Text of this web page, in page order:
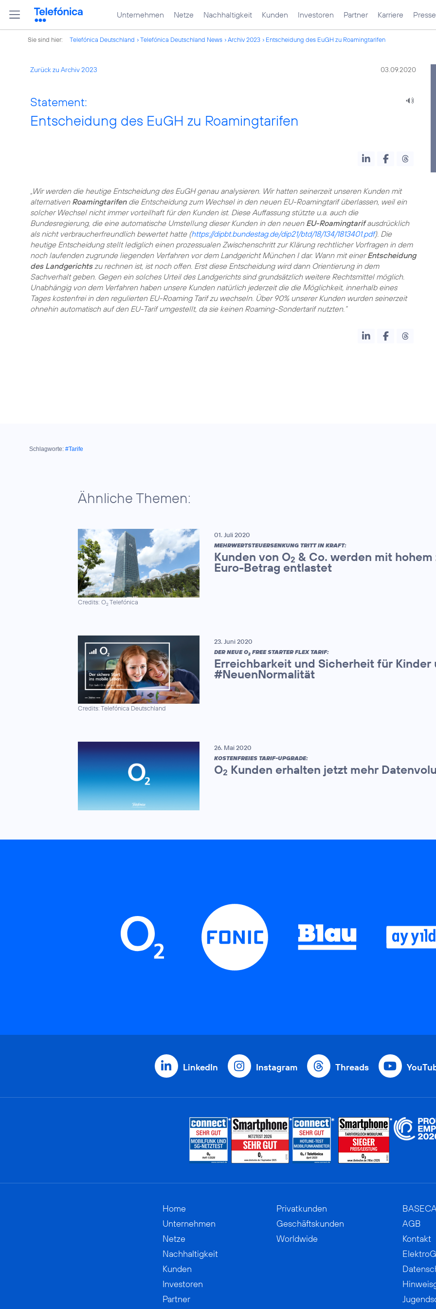
Unternehmen Netze Nachhaltigkeit Kunden Investoren Partner Karriere Presse
Sie sind hier: Telefónica Deutschland Telefónica Deutschland News Archiv 2023 Entscheidung des EuGH zu Roamingtarifen
Zurück zu Archiv 2023 03.09.2020
Statement:
Entscheidung des EuGH zu Roamingtarifen
„Wir werden die heutige Entscheidung des EuGH genau analysieren. Wir hatten seinerzeit unseren Kunden mit
alternativen Roamingtarifendie Entscheidung zum Wechsel in den neuen EU-Roamingtarif überlassen, weil ein
solcher Wechsel nicht immer vorteilhaft für den Kunden ist. Diese Auffassung stützte u.a. auch die
Bundesregierung, die eine automatische Umstellung dieser Kunden in den neuen EU-Roamingtarifausdrücklich
als nicht verbraucherfreundlich bewertet hatte (https://dipbt.bundestag.de/dip21/btd/18/134/1813401.pdf). Die
heutige Entscheidung stellt lediglich einen prozessualen Zwischenschritt zur Klärung rechtlicher Vorfragen in dem
noch laufenden zugrunde liegenden Verfahren vor dem Landgericht München I dar. Wann mit einerEntscheidung
des Landgerichtszu rechnen ist, ist noch offen. Erst diese Entscheidung wird dann Orientierung in dem
Sachverhalt geben. Gegen ein solches Urteil des Landgerichts sind grundsätzlich weitere Rechtsmittel möglich.
Unabhängig von dem Verfahren haben unsere Kunden natürlich jederzeit die die Möglichkeit, innerhalb eines
Tages kostenfrei in den regulierten EU-Roaming Tarif zu wechseln. Über 90% unserer Kunden wurden seinerzeit
ohnehin automatisch auf den EU-Tarif umgestellt, da sie keinen Roaming-Sondertarif nutzten.“
Schlagworte: #Tarife
Ähnliche Themen:
Credits: O2Telefónica
01. Juli 2020
MEHRWERTSTEUERSENKUNG TRITT IN KRAFT:
Kunden von O2 & Co. werden mit
Euro-Betrag entlastet
Credits: Telefónica Deutschland
23. Juni 2020
DER NEUE O2 FREE STARTER FLEX TARIF:
Erreichbarkeit und Sicherheit für Kinder
#NeuenNormalität
26. Mai 2020
KOSTENFREIES TARIF-UPGRADE:
O2 Kunden erhalten jetzt mehr
LinkedIn Instagram Threads
Home
Unternehmen
Netze
Nachhaltigkeit
Kunden
Investoren
Partner
Privatkunden
Geschäftskunden
Worldwide
AGB
Kontakt